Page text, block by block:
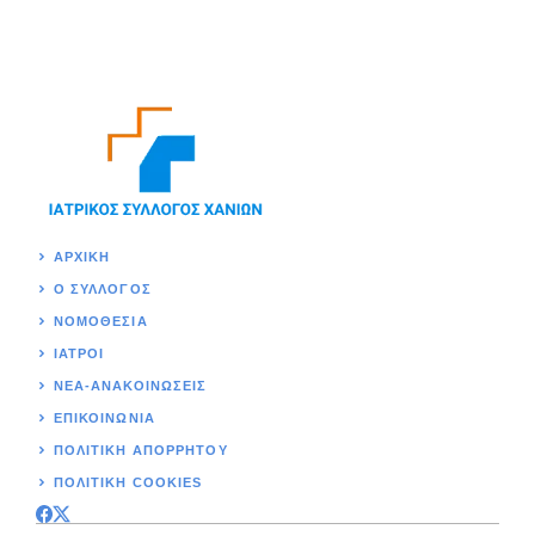
ΑΡΧΙΚΉ
Ο ΣΥΛΛΟΓΟΣ
ΝΟΜΟΘΕΣΊΑ
ΙΑΤΡΟΙ
ΝΕΑ-ΑΝΑΚΟΙΝΩΣΕΙΣ
ΕΠΙΚΟΙΝΩΝΊΑ
ΠΟΛΙΤΙΚΉ ΑΠΟΡΡΗΤΟΥ
ΠΟΛΙΤΙΚΗ COOKIES